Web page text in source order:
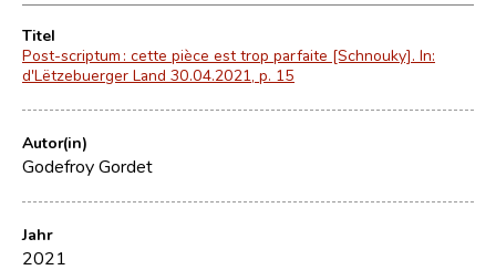
Titel
Post-scriptum : cette pièce est trop parfaite [Schnouky]. In:
d'Lëtzebuerger Land 30.04.2021, p. 15
Autor(in)
Godefroy Gordet
Jahr
2021